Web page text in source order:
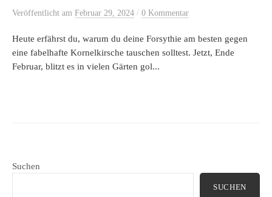
Veröffentlicht am Februar 29, 2024 / 0 Kommentar
Heute erfährst du, warum du deine Forsythie am besten gegen
eine fabelhafte Kornelkirsche tauschen solltest. Jetzt, Ende
Februar, blitzt es in vielen Gärten gol...
Suchen
SUCHEN